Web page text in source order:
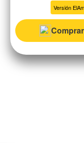
Versión